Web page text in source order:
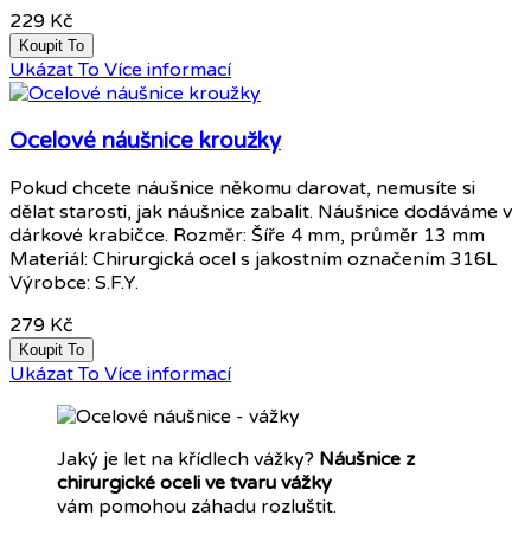
229 Kč
Koupit To
Ukázat To Více informací
Ocelové náušnice kroužky
Pokud chcete náušnice někomu darovat, nemusíte si
dělat starosti, jak náušnice zabalit. Náušnice dodáváme v
dárkové krabičce. Rozměr: Šíře 4 mm, průměr 13 mm
Materiál: Chirurgická ocel s jakostním označením 316L
Výrobce: S.F.Y.
279 Kč
Koupit To
Ukázat To Více informací
Jaký je let na křídlech vážky? Náušnice z
chirurgické oceli ve tvaru vážky
vám pomohou záhadu rozluštit.